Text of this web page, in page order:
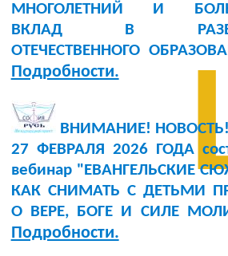
МНОГОЛЕТНИЙ И
ВКЛАД В
ОТЕЧЕСТВЕННОГО
Подробности.
ВНИМАНИЕ! НОВОСТЬ!
27 ФЕВРАЛЯ 2026 ГОДА
вебинар "ЕВАНГЕЛЬСКИЕ
КАК СНИМАТЬ С ДЕТЬМИ
О ВЕРЕ, БОГЕ И СИЛЕ
Подробности.